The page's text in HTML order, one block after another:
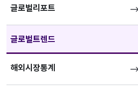
글로벌리포트
글로벌트렌드
해외시장통계